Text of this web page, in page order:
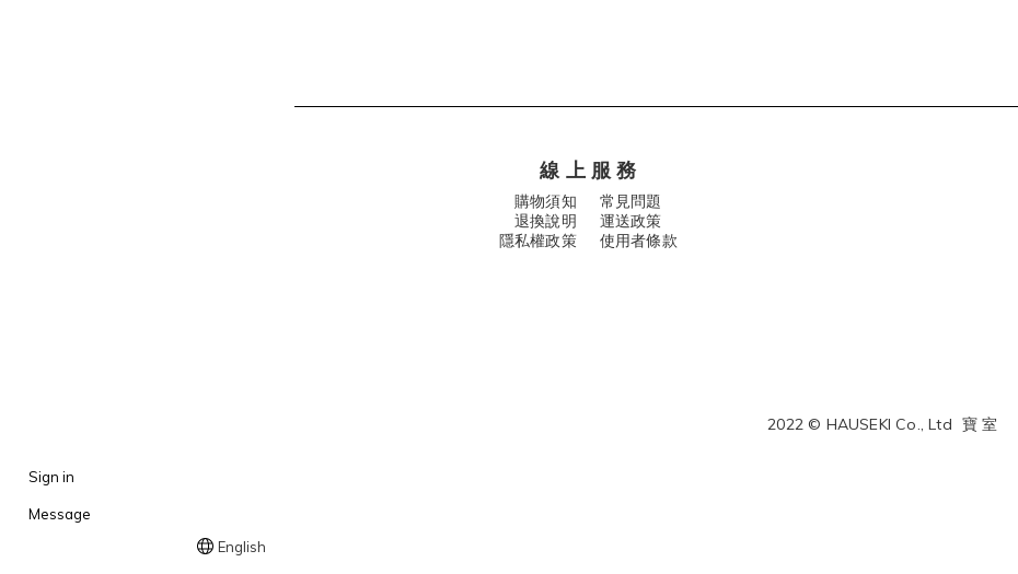
Sign in
Message
English
線 上 服 務
購物須知 常見問題
退換說明
運送政策
隱私權政策 使用者條款
2022 © HAUSEKI Co., Ltd 寶 室